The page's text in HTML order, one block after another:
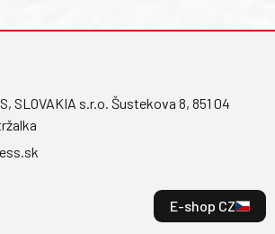
SLOVAKIA s.r.o. Šustekova 8, 851 04
E-shop CZ